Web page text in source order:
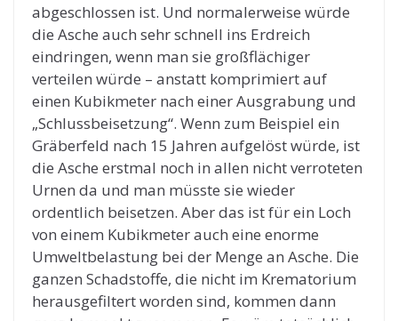
abgeschlossen ist. Und normalerweise würde
die Asche auch sehr schnell ins Erdreich
eindringen, wenn man sie großflächiger
verteilen würde – anstatt komprimiert auf
einen Kubikmeter nach einer Ausgrabung und
„Schlussbeisetzung“. Wenn zum Beispiel ein
Gräberfeld nach 15 Jahren aufgelöst würde, ist
die Asche erstmal noch in allen nicht verroteten
Urnen da und man müsste sie wieder
ordentlich beisetzen. Aber das ist für ein Loch
von einem Kubikmeter auch eine enorme
Umweltbelastung bei der Menge an Asche. Die
ganzen Schadstoffe, die nicht im Krematorium
herausgefiltert worden sind, kommen dann